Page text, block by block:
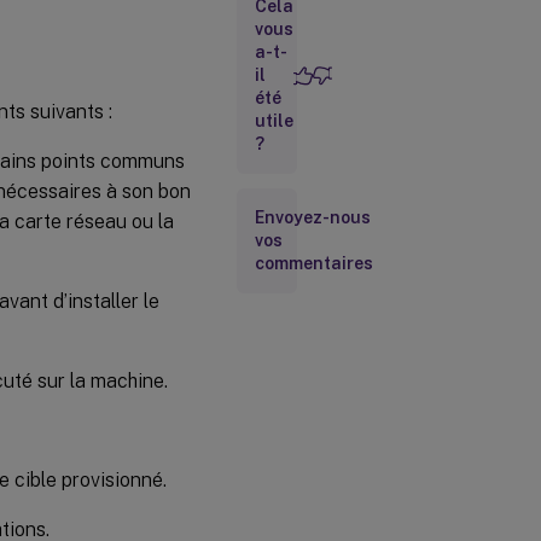
suivants :
points communs
à son bon
carte réseau ou la
d’installer le
sur la machine.
cible provisionné.
jour
d’un
vDisk
Retrait
d’un
vDisk
Configuration
requise pour
le
Cela
vous
a-t-
il
été
utile
?
Envoyez-nous
vos
commentaires